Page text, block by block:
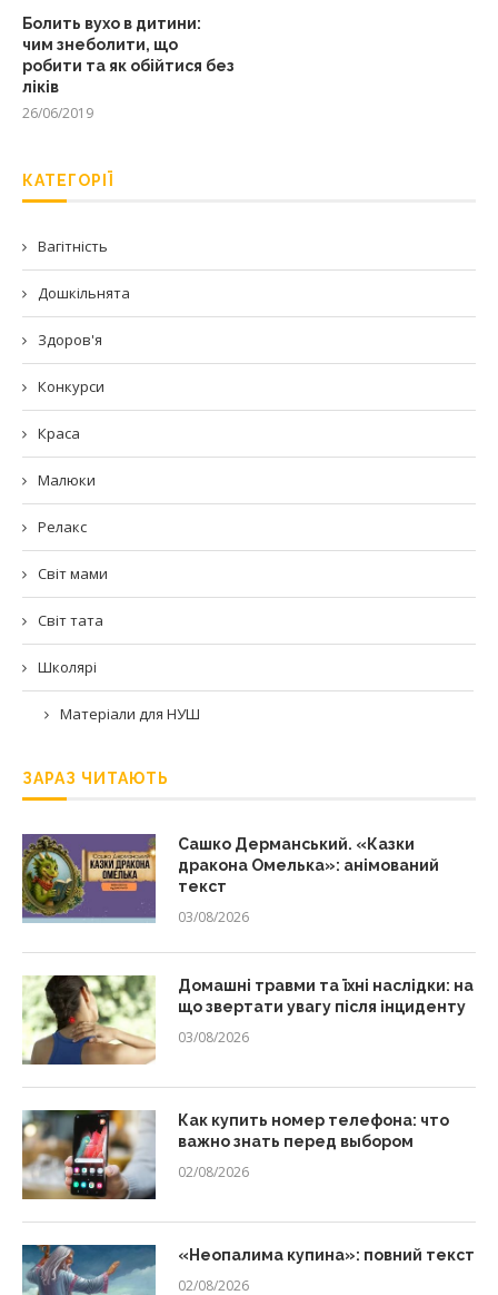
Болить вухо в дитини:
чим знеболити, що
робити та як обійтися без
ліків
26/06/2019
КАТЕГОРІЇ
Вагітність
Дошкільнята
Здоров'я
Конкурси
Краса
Малюки
Релакс
Світ мами
Світ тата
Школярі
Матеріали для НУШ
ЗАРАЗ ЧИТАЮТЬ
Сашко Дерманський. «Казки
дракона Омелька»: анімований
текст
03/08/2026
Домашні травми та їхні наслідки: на
що звертати увагу після інциденту
03/08/2026
Как купить номер телефона: что
важно знать перед выбором
02/08/2026
«Неопалима купина»: повний текст
02/08/2026